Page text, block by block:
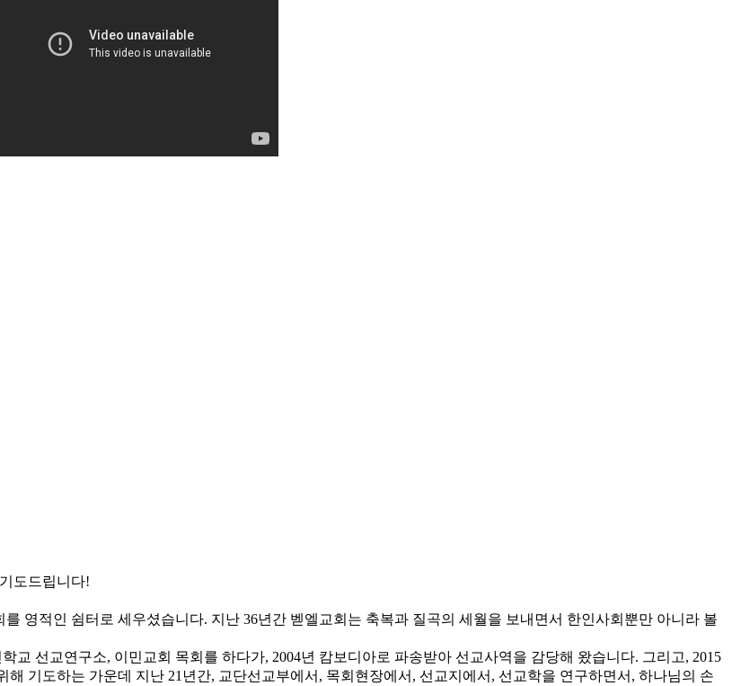
도드립니다!
영적인 쉼터로 세우셨습니다. 지난 36년간 벧엘교회는 축복과 질곡의 세월을 보내면서 한인사회뿐만 아니라 볼
교 선교연구소, 이민교회 목회를 하다가, 2004년 캄보디아로 파송받아 선교사역을 감당해 왔습니다. 그리고, 2015
기도하는 가운데 지난 21년간, 교단선교부에서, 목회현장에서, 선교지에서, 선교학을 연구하면서, 하나님의 손